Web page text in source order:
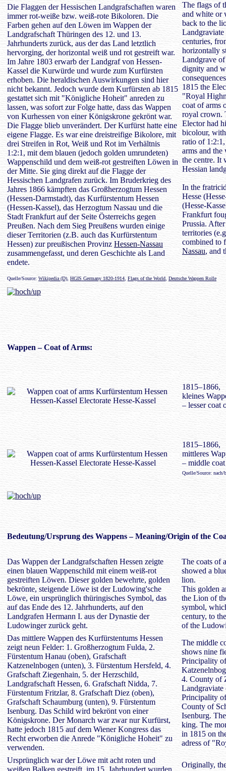
Die Flaggen der Hessischen Landgrafschaften waren
immer rot-weiße bzw. weiß-rote Bikoloren. Die
Farben gehen auf den Löwen im Wappen der
Landgrafschaft Thüringen des 12. und 13.
Jahrhunderts zurück, aus der das Land letztlich
hervorging, der horizontal weiß und rot gestreift war.
Im Jahre 1803 erwarb der Landgraf von Hessen-
Kassel die Kurwürde und wurde zum Kurfürsten
erhoben. Die heraldischen Auswirkungen sind hier
nicht bekannt. Jedoch wurde dem Kurfürsten ab 1815
gestattet sich mit "Königliche Hoheit" anreden zu
lassen, was sofort zur Folge hatte, dass das Wappen
von Kurhessen von einer Königskrone gekrönt war.
Die Flagge blieb unverändert. Der Kurfürst hatte eine
eigene Flagge. Es war eine dreistreifige Bikolore, mit
drei Streifen in Rot, Weiß und Rot im Verhältnis
1:2:1, mit dem blauen (jedoch golden umrundeten)
Wappenschild und dem weiß-rot gestreiften Löwen in
der Mitte. Sie ging direkt auf die Flagge der
Hessischen Landgrafen zurück. Im Bruderkrieg des
Jahres 1866 kämpften das Großherzogtum Hessen
(Hessen-Darmstadt), das Kurfürstentum Hessen
(Hessen-Kassel), das Herzogtum Nassau und die
Stadt Frankfurt auf der Seite Österreichs gegen
Preußen. Nach dem Sieg Preußens wurden einige
dieser Territorien (z.B. auch das Kurfürstentum
Hessen) zur preußischen Provinz Hessen-Nassau
zusammengefasst, und deren Geschichte als Land
endete.
The flags of
and white or
back to the
centuries,
horizontally
Landgrave of
dignity and
1815 the
"Royal
coat of arms
royal crown.
Elector had
bicolour,
ratio of
arms and
the centre. It
Hessian
In the
Hesse
(Hesse-
Frankfurt
Prussia.
territories
combined to
Nassau, and
Quelle/Source: Wikipedia (D) HGIS Germany 1820-1914 Flags of the World Deutsche Wappen Rolle
Wappen – Coat of Arms:
1815–1866,
kleines
– lesser coat
1815–1866,
mittleres
– middle
Quelle/Source:
Bedeutung/Ursprung des Wappens– Meaning/Origin of the
Das Wappen der Landgrafschaften Hessen zeigte
einen blauen Wappenschild mit einem weiß-rot
gestreiften Löwen. Dieser golden bewehrte, golden
bekrönte, steigende Löwe ist der Ludowing'sche
Löwe, ein ursprünglich thüringisches Symbol, das
auf das Ende des 12. Jahrhunderts, auf den
Landgrafen Hermann I. aus der Dynastie der
Ludowinger zurück geht.
The coats of
showed a
lion.
This golden
the Lion of
symbol,
century, to
of the
Das mittlere Wappen des Kurfürstentums Hessen
zeigt neun Felder: 1. Großherzogtum Fulda, 2.
Fürstentum Hanau (oben), Grafschaft
Katzenelnbogen (unten), 3. Fürstentum Hersfeld, 4.
Grafschaft Ziegenhain, 5. der Herzschild,
Landgrafschaft Hessen, 6. Grafschaft Nidda, 7.
Fürstentum Fritzlar, 8. Grafschaft Diez (oben),
Grafschaft Schaumburg (unten), 9. Fürstentum
Isenburg. Das Schild wird bekrönt von einer
Königskrone. Der Monarch war zwar nur Kurfürst,
hatte jedoch 1815 auf dem Wiener Kongress das
Recht erworben die Anrede "Königliche Hoheit" zu
verwenden.
The middle
shows nine
Principality
4. County of
Principality
County of
Isenburg.
king. The
in 1815 on
adress of
Ursprünglich war der Löwe mit acht roten und
weißen Balken gestreift, im 15. Jahrhundert wurden
Originally,